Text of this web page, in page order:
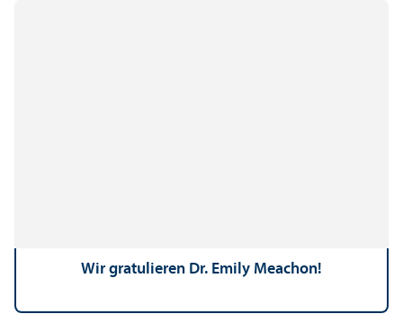
Wir gratulieren Dr. Emily Meachon!